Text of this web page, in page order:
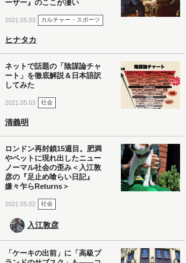
ーザー』のここが凄い
2021.05.03 カルチャー・スポーツ
ヒナタカ
ネットで話題の「陰謀論チャ
ート」を徹底解説＆日本語訳
してみた
2021.05.03 社会
清義明
ロンドン再封鎖15週目。肥満
やペットに現れ出したニュー
ノーマル社会の歪み＜入江敦
彦の『足止め喰らい日記』
嫌々乍らReturns＞
2021.05.02 社会
入江敦彦
「ケーキの出前」に「高級ブ